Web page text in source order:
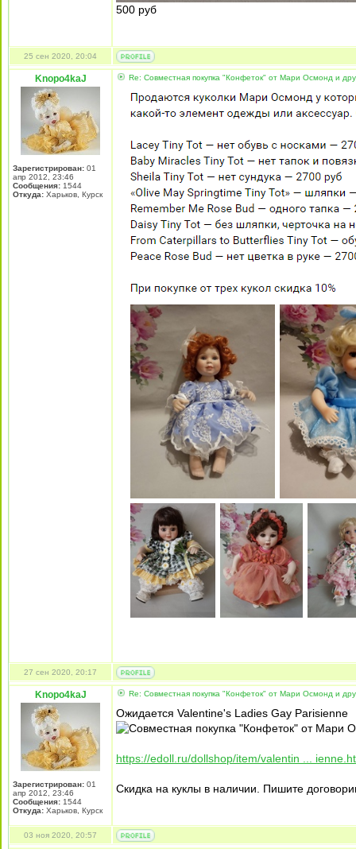
500 руб
25 сен 2020, 20:04
Knopo4kaJ
Зарегистрирован: 01
апр 2012, 23:46
Сообщения: 1544
Откуда: Харьков, Курск
Re: Совместная покупка "Конфеток" от Мари Осмонд и
27 сен 2020, 20:17
Knopo4kaJ
Зарегистрирован: 01
апр 2012, 23:46
Сообщения: 1544
Откуда: Харьков, Курск
Re: Совместная покупка "Конфеток" от Мари Осмонд и
Ожидается Valentine's Ladies Gay Parisienne
https://edoll.ru/dollshop/item/valentin ...
Скидка на куклы в наличии. Пишите
03 ноя 2020, 20:57